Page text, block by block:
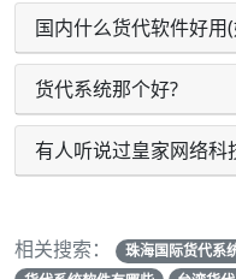
国内什么货代软件好用
货代系统那个好?
有人听说过皇家网络科
相关搜索： 珠海国际货代系